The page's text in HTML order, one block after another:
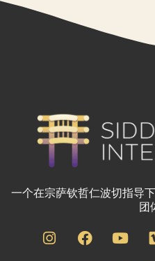
一个在宗萨钦哲仁波切指导
团